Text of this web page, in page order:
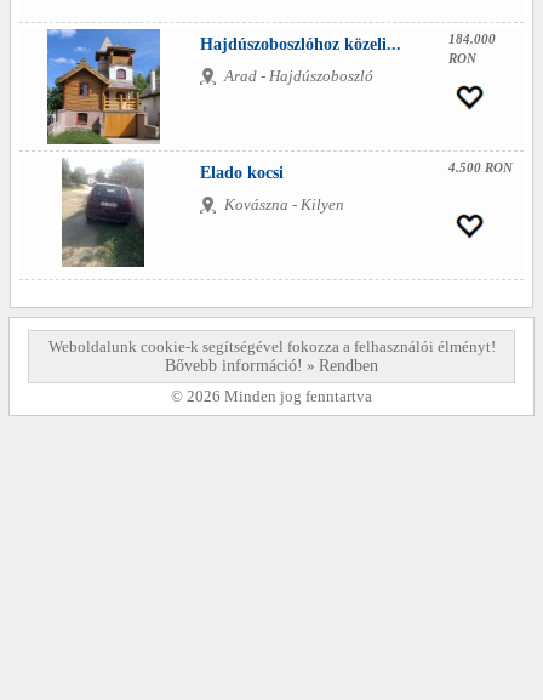
Hajdúszoboszlóhoz közeli...
Arad - Hajdúszoboszló
184.000
RON
Elado kocsi
Kovászna - Kilyen
4.500 RON
Weboldalunk cookie-k segítségével fokozza a felhasználói élményt!
Bővebb információ! » Rendben
© 2026 Minden jog fenntartva